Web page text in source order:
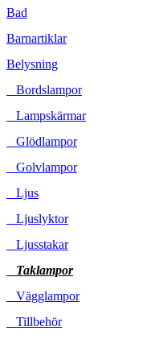
Bad
Barnartiklar
Belysning
Bordslampor
Lampskärmar
Glödlampor
Golvlampor
Ljus
Ljuslyktor
Ljusstakar
Taklampor
Vägglampor
Tillbehör